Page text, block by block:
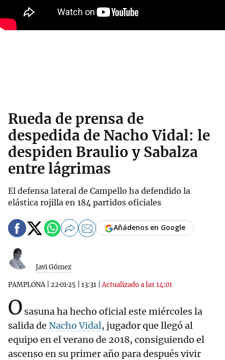
Rueda de prensa de
despedida de Nacho Vidal: le
despiden Braulio y Sabalza
entre lágrimas
El defensa lateral de Campello ha defendido la
elástica rojilla en 184 partidos oficiales
Javi Gómez
PAMPLONA| 22·01·25 13:31 |Actualizado a las 14:01
Añádenos en Google
O sasuna ha hecho oficial este miércoles la
salida de Nacho Vidal, jugador que llegó al
equipo en el verano de 2018, consiguiendo el
ascenso en su primer año para después vivir